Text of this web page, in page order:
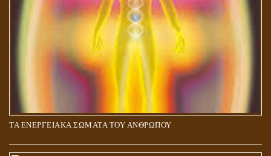
ΤΑ ΕΝΕΡΓΕΙΑΚΑ ΣΩΜΑΤΑ ΤΟΥ ΑΝΘΡΩΠΟΥ